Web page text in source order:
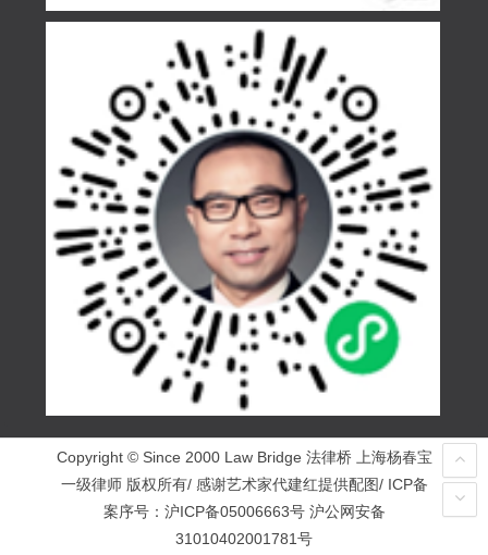
Copyright © Since 2000 Law Bridge 法律桥 上海杨春宝
一级律师 版权所有/ 感谢艺术家代建红提供配图/ ICP备
案序号： 沪ICP备05006663号 沪公网安备
31010402001781号